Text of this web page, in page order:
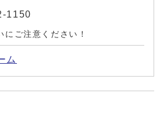
1150
にご注意ください！
ム